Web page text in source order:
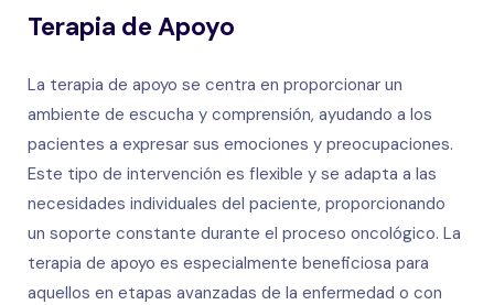
Terapia de Apoyo
La terapia de apoyo se centra en proporcionar un
ambiente de escucha y comprensión, ayudando a los
pacientes a expresar sus emociones y preocupaciones.
Este tipo de intervención es flexible y se adapta a las
necesidades individuales del paciente, proporcionando
un soporte constante durante el proceso oncológico. La
terapia de apoyo es especialmente beneficiosa para
aquellos en etapas avanzadas de la enfermedad o con